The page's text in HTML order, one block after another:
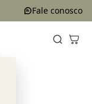
Fale conosco